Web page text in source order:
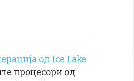
од Ice Lake
процесори од